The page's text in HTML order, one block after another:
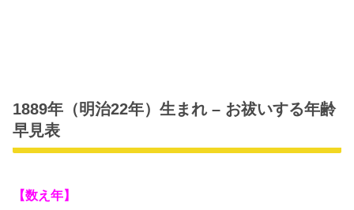
1889年（明治22年）生まれ – お祓いする年齢
早見表
【数え年】